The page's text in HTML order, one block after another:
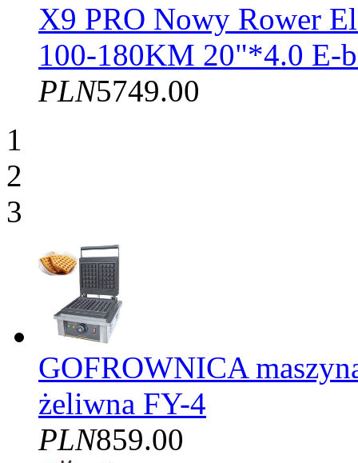
X9 PRO Nowy Rower
100-180KM 20"*4.0 E-
PLN5749.00
1
2
3
GOFROWNICA
żeliwna FY-4
PLN859.00